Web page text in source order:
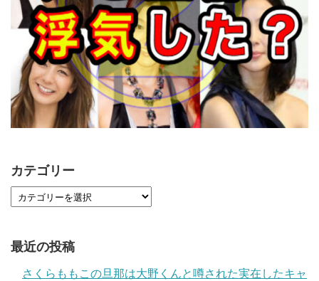
カテゴリー
最近の投稿
さくらももこの旦那は大野くんと噂された実在したキャ